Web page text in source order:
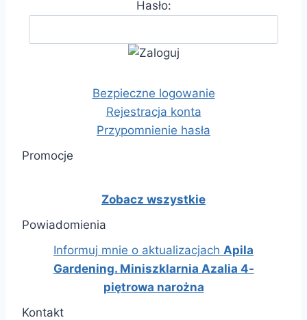
Hasło:
Bezpieczne logowanie
Rejestracja konta
Przypomnienie hasła
Promocje
Zobacz wszystkie
Powiadomienia
Informuj mnie o aktualizacjach Apila
Gardening. Miniszklarnia Azalia 4-
piętrowa narożna
Kontakt